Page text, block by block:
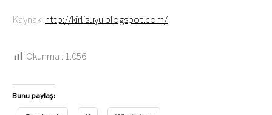
Kaynak: http://kirlisuyu.blogspot.com/
Okunma : 1.056
Bunu paylaş: